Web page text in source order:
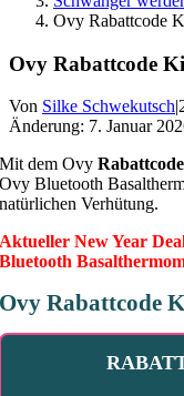
Ovy Rabattcode
Ovy Rabattcode
Von Silke Schwekutsch|
Änderung: 7. Januar
Mit dem Ovy
Ovy Bluetooth
natürlichen Verhütung.
Aktueller New Year
Bluetooth
Ovy Rabattcode